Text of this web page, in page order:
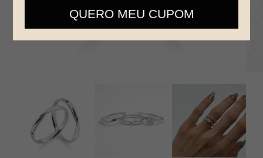
telefone
QUERO MEU CUPOM